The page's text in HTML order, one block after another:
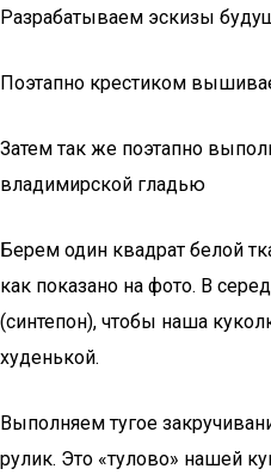
Разрабатываем эскизы
Поэтапно крестиком
Затем так же поэтапно
владимирской гладью
Берем один квадрат белой
как показано на фото. В
(синтепон), чтобы наша
худенькой.
Выполняем тугое
рулик. Это «тулово» нашей